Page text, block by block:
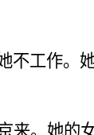
不工作。
来。她的